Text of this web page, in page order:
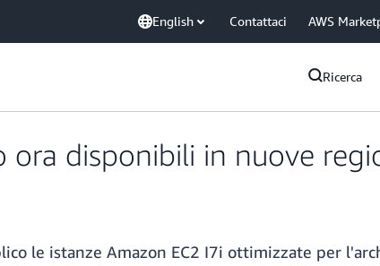
English Contattaci AWS
Ricerca
ora disponibili in nuove
le istanze Amazon EC2 I7i ottimizzate per